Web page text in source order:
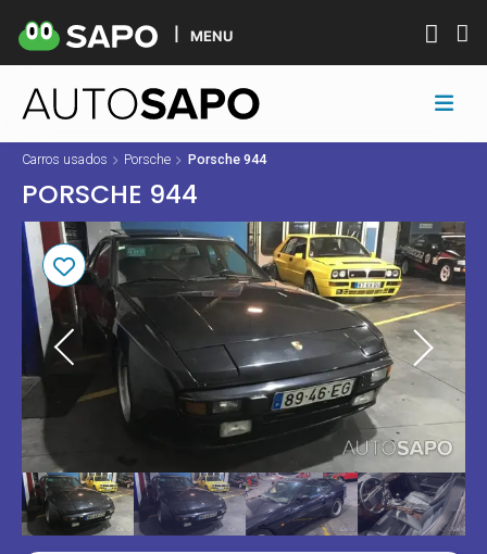
MENU
Carros usados Porsche Porsche 944
PORSCHE 944